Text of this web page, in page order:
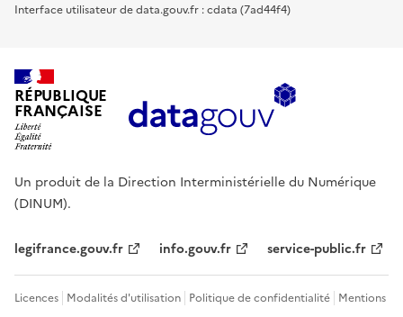
Interface utilisateur de data.gouv.fr : cdata (7ad44f4)
RÉPUBLIQUE
FRANÇAISE
Un produit de la Direction Interministérielle du Numérique
(DINUM).
legifrance.gouv.fr info.gouv.fr service-public.fr
Licences Modalités d'utilisation Politique de confidentialité Mentions